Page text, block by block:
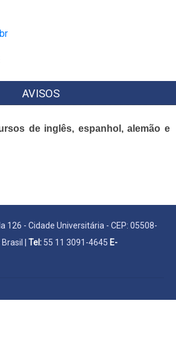
AVISOS
de inglês, espanhol, alemão e
126 - Cidade Universitária - CEP: 05508-
| Tel: 55 11 3091-4645 E-